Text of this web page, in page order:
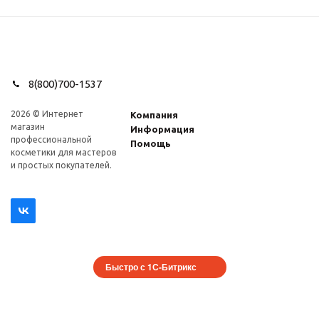
8(800)700-1537
2026 © Интернет
магазин
профеcсиональной
косметики для мастеров
и простых покупателей.
Компания
Информация
Помощь
Быстро с 1С-Битрикс